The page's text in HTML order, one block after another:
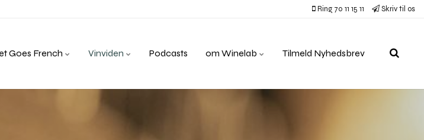
Ring 70 11 15 11 Skriv til os
Goes French Vinviden Podcasts om Winelab Tilmeld Nyhedsbrev